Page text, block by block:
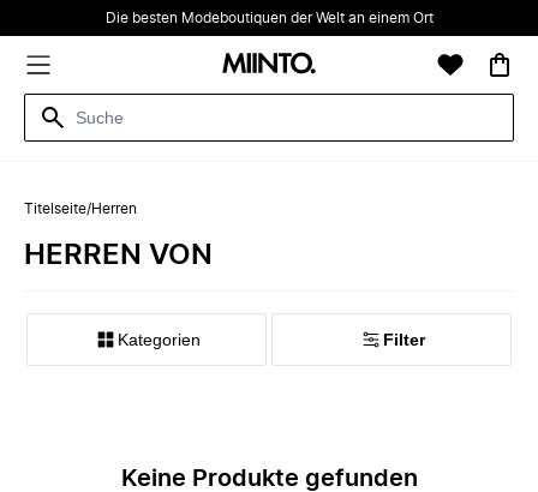
Die besten Modeboutiquen der Welt an einem Ort
Titelseite/Herren
HERREN VON
Kategorien Filter
Keine Produkte gefunden